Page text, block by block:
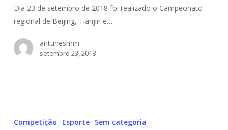
desenvolvimento
do
Dia 23 de setembro de 2018 foi realizado o Campeonato
regional de Beijing, Tianjin e…
antunesmm
setembro 23, 2018
Competição Esporte Sem categoria